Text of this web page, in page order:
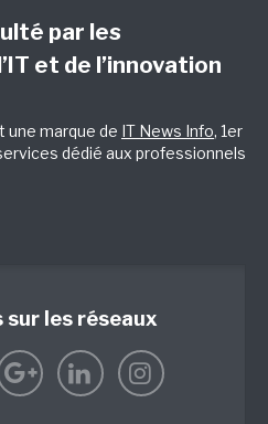
par les
et de l’innovation
marque de IT News Info, 1er
dédié aux professionnels
sur les réseaux